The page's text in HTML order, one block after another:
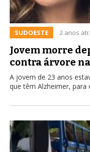
SUDOESTE 2 anos
Jovem morre
contra árvore
A jovem de 23 anos
que têm Alzheimer, para